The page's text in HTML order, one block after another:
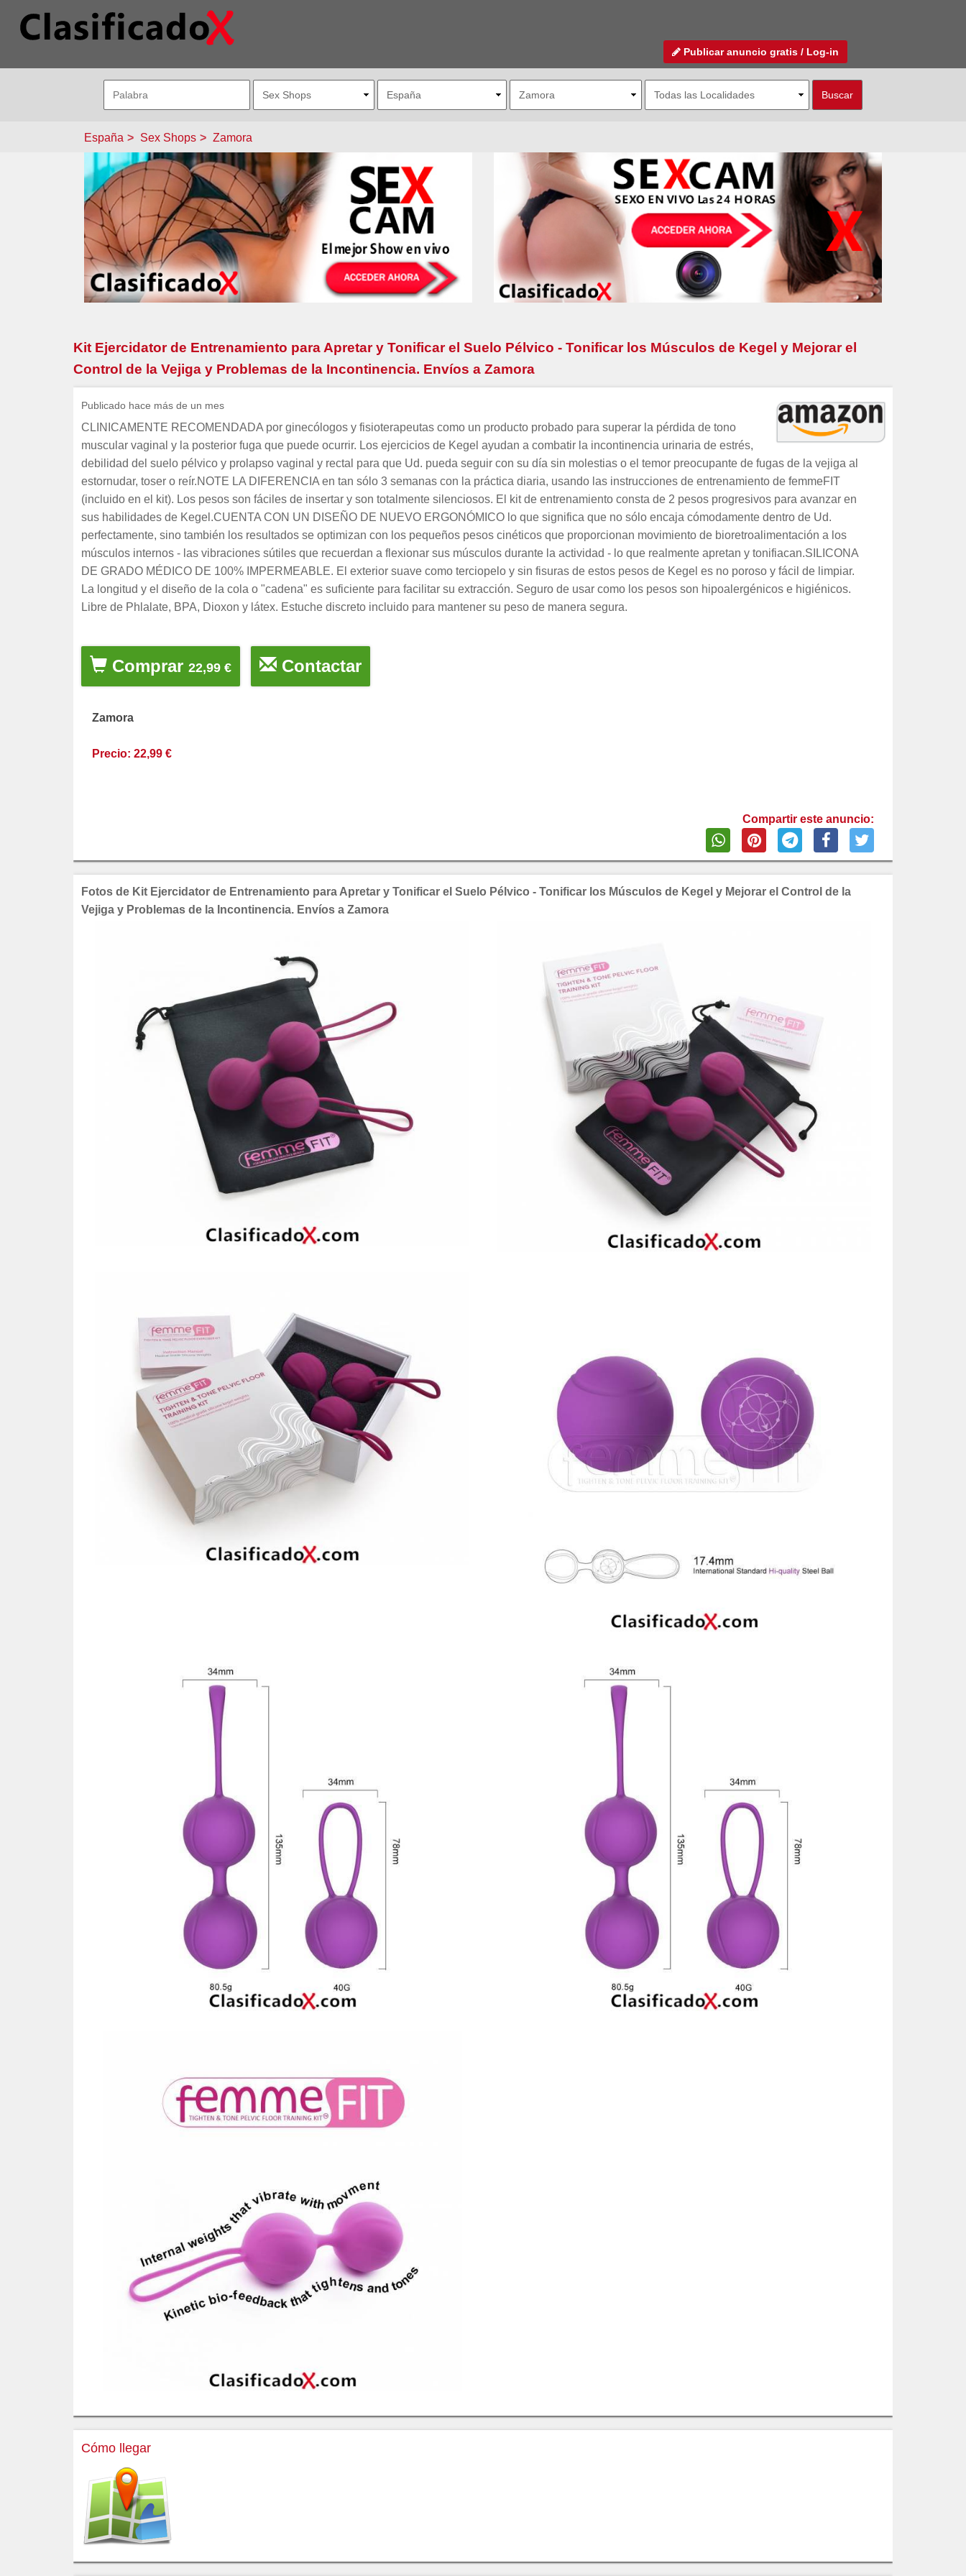
Publicar anuncio gratis / Log-in
España Sex Shops Zamora
Kit Ejercidator de Entrenamiento para Apretar y Tonificar el Suelo Pélvico - Tonificar los Músculos de Kegel y Mejorar el
Control de la Vejiga y Problemas de la Incontinencia. Envíos a Zamora
Publicado hace más de un mes
CLINICAMENTE RECOMENDADA por ginecólogos y fisioterapeutas como un producto probado para superar la pérdida de tono
muscular vaginal y la posterior fuga que puede ocurrir. Los ejercicios de Kegel ayudan a combatir la incontinencia urinaria de estrés,
debilidad del suelo pélvico y prolapso vaginal y rectal para que Ud. pueda seguir con su día sin molestias o el temor preocupante de fugas de la vejiga al
estornudar, toser o reír.NOTE LA DIFERENCIA en tan sólo 3 semanas con la práctica diaria, usando las instrucciones de entrenamiento de femmeFIT
(incluido en el kit). Los pesos son fáciles de insertar y son totalmente silenciosos. El kit de entrenamiento consta de 2 pesos progresivos para avanzar en
sus habilidades de Kegel.CUENTA CON UN DISEÑO DE NUEVO ERGONÓMICO lo que significa que no sólo encaja cómodamente dentro de Ud.
perfectamente, sino también los resultados se optimizan con los pequeños pesos cinéticos que proporcionan movimiento de bioretroalimentación a los
músculos internos - las vibraciones sútiles que recuerdan a flexionar sus músculos durante la actividad - lo que realmente apretan y tonifiacan.SILICONA
DE GRADO MÉDICO DE 100% IMPERMEABLE. El exterior suave como terciopelo y sin fisuras de estos pesos de Kegel es no poroso y fácil de limpiar.
La longitud y el diseño de la cola o "cadena" es suficiente para facilitar su extracción. Seguro de usar como los pesos son hipoalergénicos e higiénicos.
Libre de Phlalate, BPA, Dioxon y látex. Estuche discreto incluido para mantener su peso de manera segura.
Comprar 22,99 € Contactar
Zamora
Precio: 22,99 €
Compartir este anuncio:
Fotos de Kit Ejercidator de Entrenamiento para Apretar y Tonificar el Suelo Pélvico - Tonificar los Músculos de Kegel y Mejorar el Control de la
Vejiga y Problemas de la Incontinencia. Envíos a Zamora
Cómo llegar